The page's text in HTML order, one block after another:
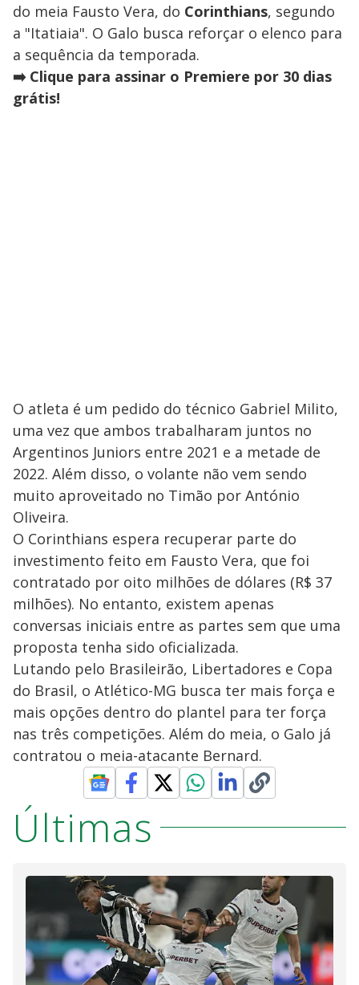
do meia Fausto Vera, do Corinthians, segundo
a "Itatiaia". O Galo busca reforçar o elenco para
a sequência da temporada.
➡️ Clique para assinar o Premiere por 30 dias
grátis!
O atleta é um pedido do técnico Gabriel Milito,
uma vez que ambos trabalharam juntos no
Argentinos Juniors entre 2021 e a metade de
2022. Além disso, o volante não vem sendo
muito aproveitado no Timão por António
Oliveira.
O Corinthians espera recuperar parte do
investimento feito em Fausto Vera, que foi
contratado por oito milhões de dólares (R$ 37
milhões). No entanto, existem apenas
conversas iniciais entre as partes sem que uma
proposta tenha sido oficializada.
Lutando pelo Brasileirão, Libertadores e Copa
do Brasil, o Atlético-MG busca ter mais força e
mais opções dentro do plantel para ter força
nas três competições. Além do meia, o Galo já
contratou o meia-atacante Bernard.
Últimas